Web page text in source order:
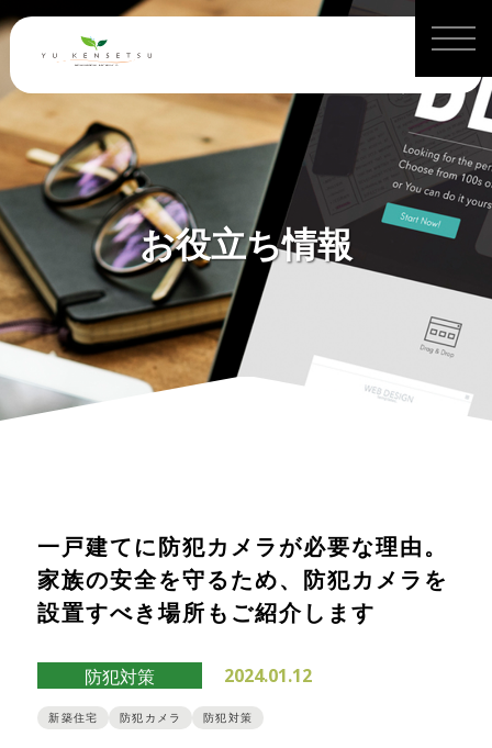
お役立ち情報
一戸建てに防犯カメラが必要な理由。
家族の安全を守るため、防犯カメラを
設置すべき場所もご紹介します
防犯対策 2024.01.12
新築住宅 防犯カメラ 防犯対策